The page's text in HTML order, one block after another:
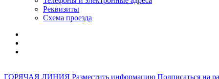
Реквизиты
Схема проезда
ГОРЯЧАЯ ЛИНИЯ Разместить информацию Подписаться на